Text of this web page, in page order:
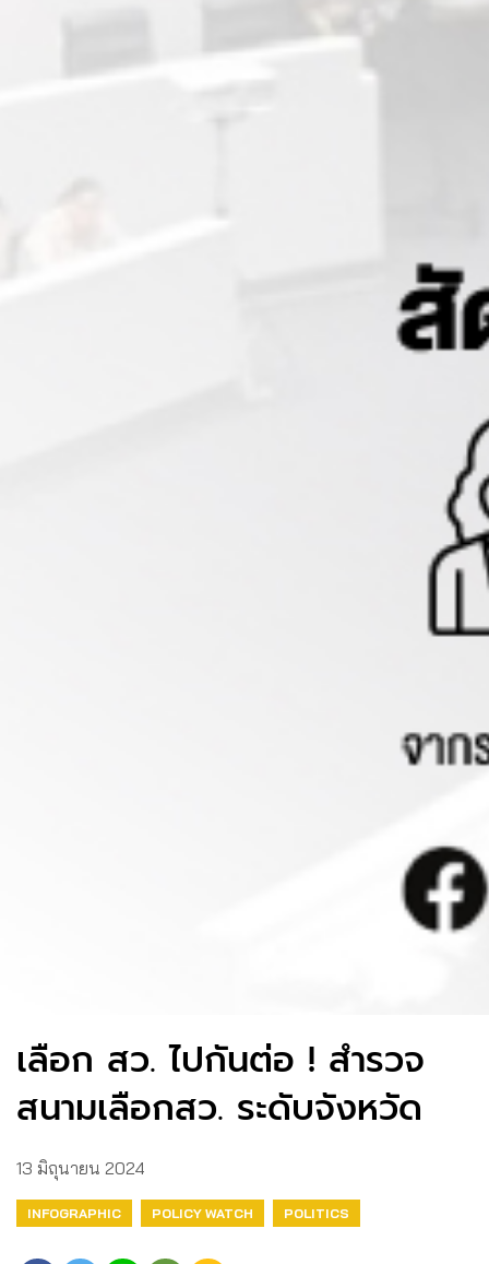
เลือก สว. ไปกันต่อ ! สำรวจ
สนามเลือกสว. ระดับจังหวัด
13 มิถุนายน 2024
INFOGRAPHIC POLICY WATCH POLITICS